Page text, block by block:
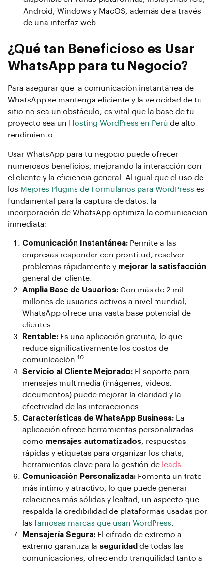
Android, Windows y MacOS, además de a través
de una interfaz web.
¿Qué tan Beneficioso es Usar
WhatsApp para tu Negocio?
Para asegurar que la comunicación instantánea de
WhatsApp se mantenga eficiente y la velocidad de tu
sitio no sea un obstáculo, es vital que la base de tu
proyecto sea un Hosting WordPress en Perú de alto
rendimiento.
Usar WhatsApp para tu negocio puede ofrecer
numerosos beneficios, mejorando la interacción con
el cliente y la eficiencia general. Al igual que el uso de
los Mejores Plugins de Formularios para WordPress es
fundamental para la captura de datos, la
incorporación de WhatsApp optimiza la comunicación
inmediata:
Comunicación Instantánea: Permite a las
empresas responder con prontitud, resolver
problemas rápidamente y mejorar la satisfacción
general del cliente.
Amplia Base de Usuarios: Con más de 2 mil
millones de usuarios activos a nivel mundial,
WhatsApp ofrece una vasta base potencial de
clientes.
Rentable: Es una aplicación gratuita, lo que
reduce significativamente los costos de
comunicación. 10
Servicio al Cliente Mejorado: El soporte para
mensajes multimedia (imágenes, videos,
documentos) puede mejorar la claridad y la
efectividad de las interacciones.
Características de WhatsApp Business: La
aplicación ofrece herramientas personalizadas
como mensajes automatizados, respuestas
rápidas y etiquetas para organizar los chats,
herramientas clave para la gestión de leads
Comunicación Personalizada: Fomenta un trato
más íntimo y atractivo, lo que puede generar
relaciones más sólidas y lealtad, un aspecto que
respalda la credibilidad de plataformas usadas por
las famosas marcas que usan WordPress
Mensajería Segura: El cifrado de extremo a
extremo garantiza la seguridad de todas las
comunicaciones, ofreciendo tranquilidad tanto a